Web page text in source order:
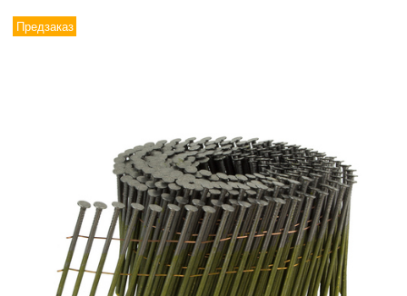
Предзаказ